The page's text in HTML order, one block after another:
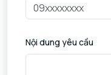
Nội dung yêu cầu